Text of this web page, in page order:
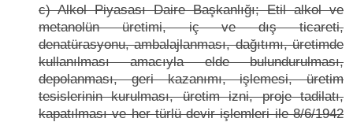
c) Alkol Piyasası Daire Başkanlığı; Etil alkol ve
metanolün üretimi, iç ve dış ticareti,
denatürasyonu, ambalajlanması, dağıtımı, üretimde
kullanılması amacıyla elde bulundurulması,
depolanması, geri kazanımı, işlemesi, üretim
tesislerinin kurulması, üretim izni, proje tadilatı,
kapatılması ve her türlü devir işlemleri ile 8/6/1942